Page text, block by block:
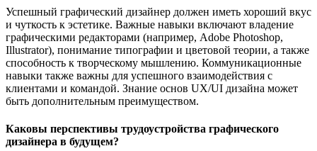
Успешный графический дизайнер должен иметь хороший вкус
и чуткость к эстетике. Важные навыки включают владение
графическими редакторами (например, Adobe Photoshop,
Illustrator), понимание типографии и цветовой теории, а также
способность к творческому мышлению. Коммуникационные
навыки также важны для успешного взаимодействия с
клиентами и командой. Знание основ UX/UI дизайна может
быть дополнительным преимуществом.
Каковы перспективы трудоустройства графического
дизайнера в будущем?